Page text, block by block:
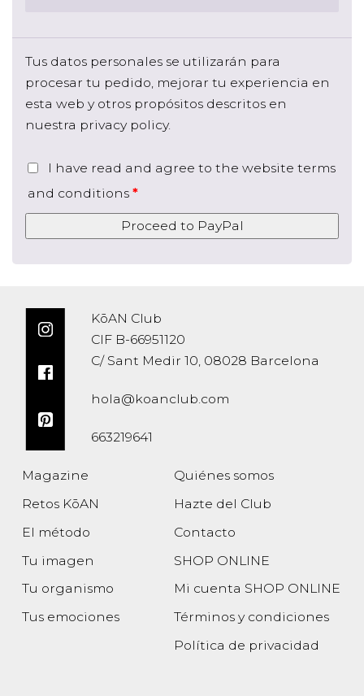
Tus datos personales se utilizarán para
procesar tu pedido, mejorar tu experiencia en
esta web y otros propósitos descritos en
nuestra privacy policy.
I have read and agree to the website terms
and conditions *
Proceed to PayPal
KōAN Club
CIF B-66951120
C/ Sant Medir 10, 08028 Barcelona
hola@koanclub.com
663219641
Magazine
Retos KōAN
El método
Tu imagen
Tu organismo
Tus emociones
Quiénes somos
Hazte del Club
Contacto
SHOP ONLINE
Mi cuenta SHOP ONLINE
Términos y condiciones
Política de privacidad